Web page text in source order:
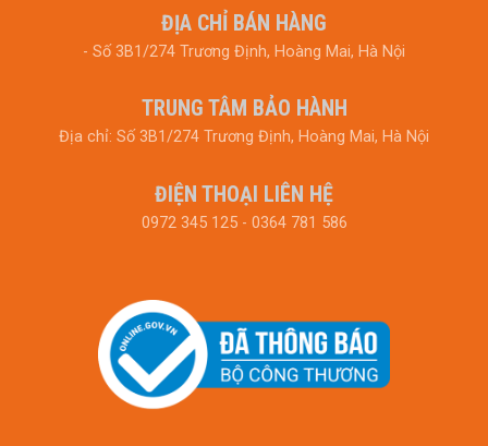
ĐỊA CHỈ BÁN HÀNG
- Số 3B1/274 Trương Định, Hoàng Mai, Hà Nội
TRUNG TÂM BẢO HÀNH
Địa chỉ: Số 3B1/274 Trương Định, Hoàng Mai, Hà Nội
ĐIỆN THOẠI LIÊN HỆ
0972 345 125 - 0364 781 586